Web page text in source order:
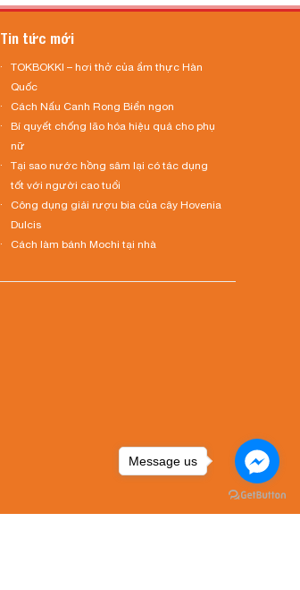
Tin tức mới
TOKBOKKI – hơi thở của ẩm thực Hàn
Quốc
Cách Nấu Canh Rong Biển ngon
Bí quyết chống lão hóa hiệu quả cho phụ
nữ
Tại sao nước hồng sâm lại có tác dụng
tốt với người cao tuổi
Công dụng giải rượu bia của cây Hovenia
Dulcis
Cách làm bánh Mochi tại nhà
Message us